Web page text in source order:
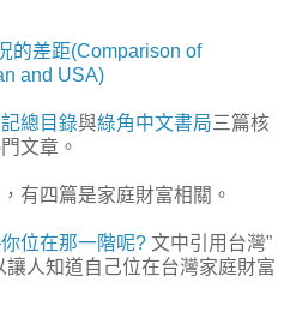
的差距(Comparison of
and USA)
總目錄與綠角中文書局三篇核
文章。
有四篇是家庭財富相關。
位在那一階呢? 文中引用台灣”
讓人知道自己位在台灣家庭財富